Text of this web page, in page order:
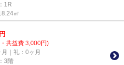
1R
㎡
円
共益費 3,000円)
｜礼：0ヶ月
3階